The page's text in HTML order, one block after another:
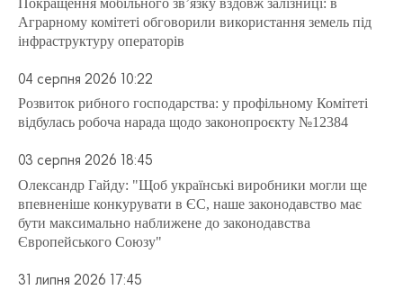
Аграрному комітеті обговорили використання земель під
інфраструктуру операторів
04 серпня 2026 10:22
Розвиток рибного господарства: у профільному Комітеті
відбулась робоча нарада щодо законопроєкту №12384
03 серпня 2026 18:45
Олександр Гайду: "Щоб українські виробники могли ще
впевненіше конкурувати в ЄС, наше законодавство має
бути максимально наближене до законодавства
Європейського Союзу"
31 липня 2026 17:45